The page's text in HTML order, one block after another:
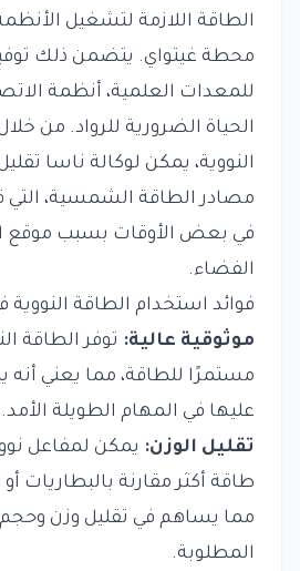
الطاقة اللازمة لتشغيل
محطة غيتواي. يتضمن ذلك
للمعدات العلمية، أنظمة
الحياة الضرورية للرواد. من
النووية، يمكن لوكالة ناسا
مصادر الطاقة الشمسية، التي
في بعض الأوقات بسبب موقع
الفضاء.
فوائد استخدام الطاقة النووية
موثوقية عالية: توفر الطاقة
مستمرًا للطاقة، مما يعني أنه
عليها في المهام الطويلة الأمد.
تقليل الوزن: يمكن لمفاعل
طاقة أكثر مقارنة بالبطاريات
مما يساهم في تقليل وزن
المطلوبة.